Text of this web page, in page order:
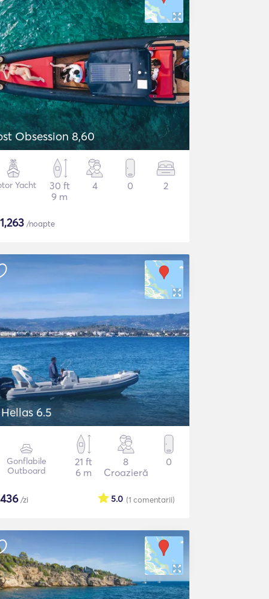
Obsession 8,60
Yacht
30 ft
9 m
4 0 2
1,263 /noapte
6.5
Gonflabile
Outboard
21 ft
6 m
8
Croazieră
0
436/zi (1 comentarii)
5.0